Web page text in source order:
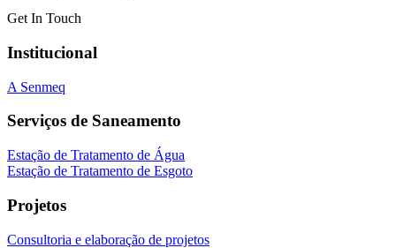
Get In Touch
Institucional
A Senmeq
Serviços de Saneamento
Estação de Tratamento de Água
Estação de Tratamento de Esgoto
Projetos
Consultoria e elaboração de projetos